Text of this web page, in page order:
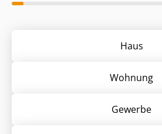
Haus
Wohnung
Gewerbe